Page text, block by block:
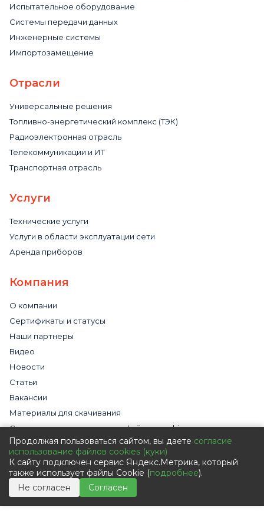
Испытательное оборудование
Системы передачи данных
Инженерные системы
Импортозамещение
Отрасли
Универсальные решения
Топливно-энергетический комплекс (ТЭК)
Радиоэлектронная отрасль
Телекоммуникации и ИТ
Транспортная отрасль
Услуги
Технические услуги
Услуги в области эксплуатации сети
Аренда приборов
Компания
О компании
Сертификаты и статусы
Наши партнеры
Видео
Новости
Статьи
Вакансии
Материалы для скачивания
Cогласие на использование файлов cookies
Обработка персональных данных с помощью сервиса
«Яндекс.Метрика»
Политика в отношении обработки персональных данных
Пользовательское соглашение
Согласие на обработку персональных данных
Продолжая пользоваться сайтом, вы даете согласие
использование файлов cookies (куки)
К сайту подключен сервис Яндекс.Метрика, который
также использует файлы Cookie (подробнее).
Не согласен
Согласен